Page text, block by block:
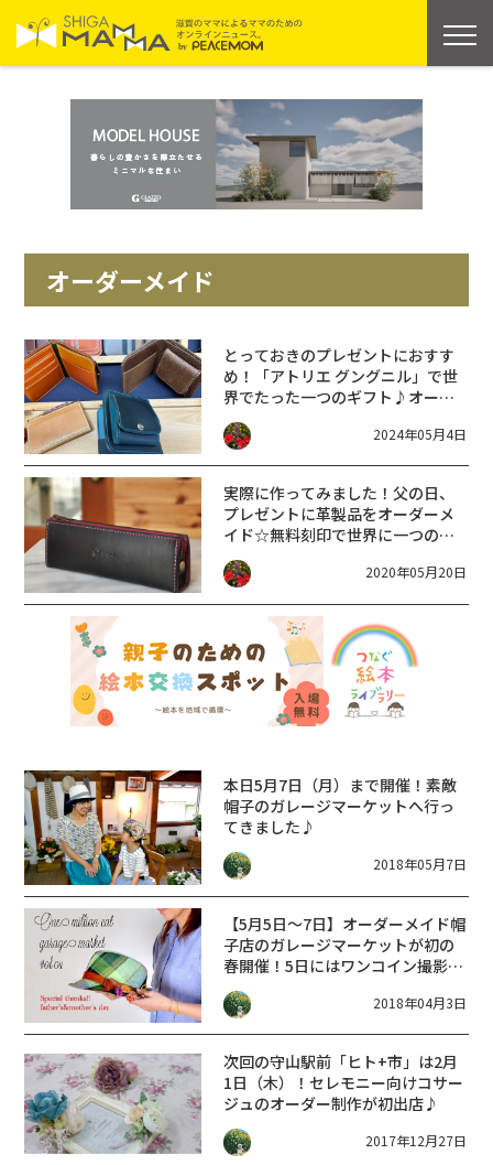
オーダーメイド
とっておきのプレゼントにおすす
め！「アトリエ グングニル」で世
界でたった一つのギフト♪オーダ
ーメイドしてきた！革小物と鞄の
お店☆
2024年05月4日
実際に作ってみました！父の日、
プレゼントに革製品をオーダーメ
イド☆無料刻印で世界に一つのプ
レゼント
2020年05月20日
本日5月7日（月）まで開催！素敵
帽子のガレージマーケットへ行っ
てきました♪
2018年05月7日
【5月5日～7日】オーダーメイド帽
子店のガレージマーケットが初の
春開催！5日にはワンコイン撮影会
も♪
2018年04月3日
次回の守山駅前「ヒト+市」は2月
1日（木）！セレモニー向けコサー
ジュのオーダー制作が初出店♪
2017年12月27日